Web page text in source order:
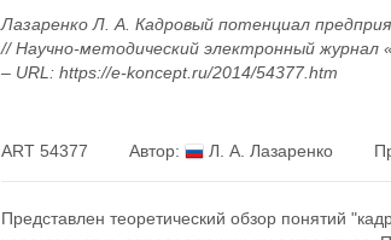
Лазаренко Л. А. Кадровый потенциал
// Научно-методический электронный журнал
– URL: https://e-koncept.ru/2014/54377.htm
ART 54377 Автор: Л. А. Лазаренко
Представлен теоретический обзор понятий